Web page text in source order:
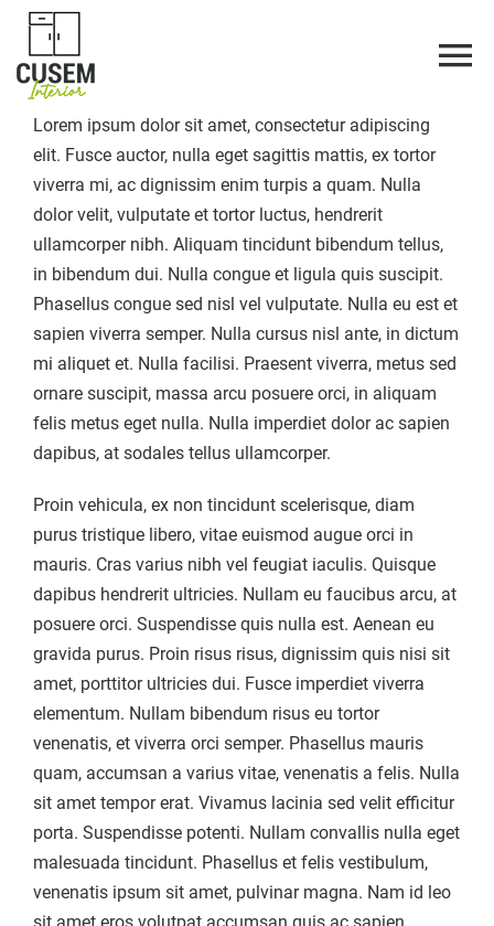
Saltar
contenido
Lorem ipsum dolor sit amet, consectetur adipiscing
elit. Fusce auctor, nulla eget sagittis mattis, ex tortor
viverra mi, ac dignissim enim turpis a quam. Nulla
dolor velit, vulputate et tortor luctus, hendrerit
ullamcorper nibh. Aliquam tincidunt bibendum tellus,
in bibendum dui. Nulla congue et ligula quis suscipit.
Phasellus congue sed nisl vel vulputate. Nulla eu est et
sapien viverra semper. Nulla cursus nisl ante, in dictum
mi aliquet et. Nulla facilisi. Praesent viverra, metus sed
ornare suscipit, massa arcu posuere orci, in aliquam
felis metus eget nulla. Nulla imperdiet dolor ac sapien
dapibus, at sodales tellus ullamcorper.
Proin vehicula, ex non tincidunt scelerisque, diam
purus tristique libero, vitae euismod augue orci in
mauris. Cras varius nibh vel feugiat iaculis. Quisque
dapibus hendrerit ultricies. Nullam eu faucibus arcu, at
posuere orci. Suspendisse quis nulla est. Aenean eu
gravida purus. Proin risus risus, dignissim quis nisi sit
amet, porttitor ultricies dui. Fusce imperdiet viverra
elementum. Nullam bibendum risus eu tortor
venenatis, et viverra orci semper. Phasellus mauris
quam, accumsan a varius vitae, venenatis a felis. Nulla
sit amet tempor erat. Vivamus lacinia sed velit efficitur
porta. Suspendisse potenti. Nullam convallis nulla eget
malesuada tincidunt. Phasellus et felis vestibulum,
venenatis ipsum sit amet, pulvinar magna. Nam id leo